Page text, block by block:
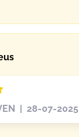
| 28-07-2025